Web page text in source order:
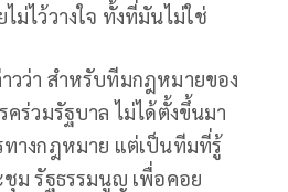
ม่ไว้วางใจ ทั้งที่มันไม่ใช่
วว่า สำหรับทีมกฎหมายของ
ร่วมรัฐบาล ไม่ได้ตั้งขึ้นมา
ทางกฎหมาย แต่เป็นทีมที่รู้
ชุม รัฐธรรมนูญ เพื่อคอย